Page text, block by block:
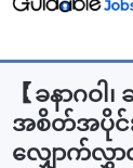
【ခနာဂဝ
အစိတ်အပိုင်း
လျှောက်လွှ